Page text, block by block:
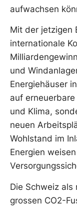
aufwachsen
Mit der jetzigen
internationale
und
Energiehäuser
auf
und Klima,
neuen
Wohlstand im
Energien
Die Schweiz
grossen CO2-